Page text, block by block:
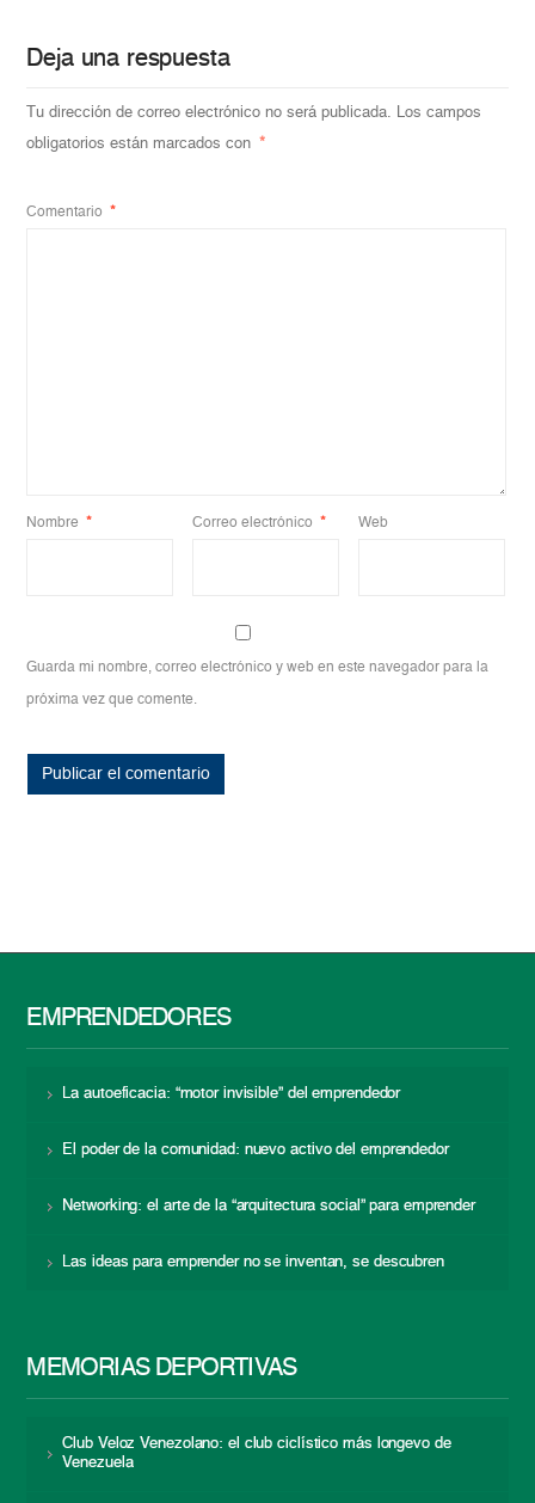
Deja una respuesta
Tu dirección de correo electrónico no será publicada. Los campos
obligatorios están marcados con
*
Comentario *
Nombre * Correo electrónico * Web
Guarda mi nombre, correo electrónico y web en este navegador para la
próxima vez que comente.
EMPRENDEDORES
La autoeficacia: “motor invisible” del emprendedor
El poder de la comunidad: nuevo activo del emprendedor
Networking: el arte de la “arquitectura social” para emprender
Las ideas para emprender no se inventan, se descubren
MEMORIAS DEPORTIVAS
Club Veloz Venezolano: el club ciclístico más longevo de
Venezuela